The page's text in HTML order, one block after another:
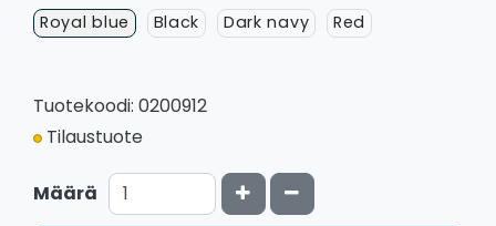
Royal blue Black Dark navy Red
Tuotekoodi: 0200912
Tilaustuote
Määrä Kasvata määrää
Vähennä määrää